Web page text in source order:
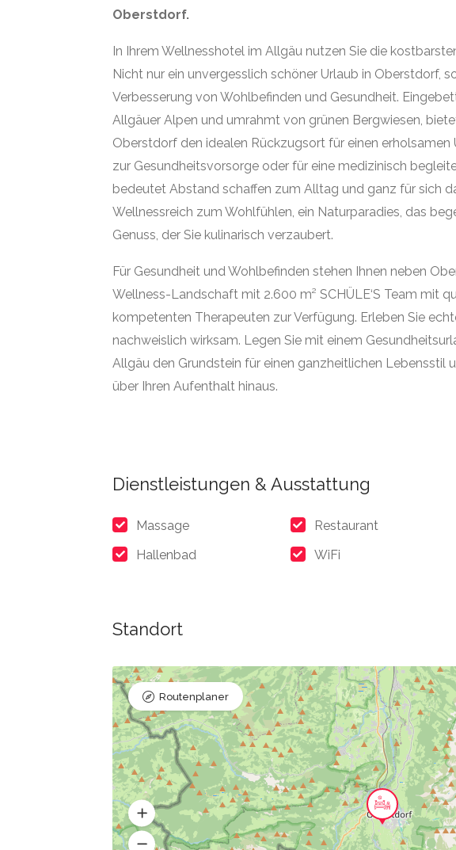
Oberstdorf.
In Ihrem Wellnesshotel im Allgäu nutzen Sie die
Nicht nur ein unvergesslich schöner Urlaub in Oberstdorf,
Verbesserung von Wohlbefinden und Gesundheit.
Allgäuer Alpen und umrahmt von grünen Bergwiesen,
Oberstdorf den idealen Rückzugsort für einen erholsamen
zur Gesundheitsvorsorge oder für eine medizinisch
bedeutet Abstand schaffen zum Alltag und ganz für sich
Wellnessreich zum Wohlfühlen, ein Naturparadies, das
Genuss, der Sie kulinarisch verzaubert.
Für Gesundheit und Wohlbefinden stehen Ihnen neben
Wellness-Landschaft mit 2.600 m² SCHÜLE‘S Team mit
kompetenten Therapeuten zur Verfügung. Erleben Sie
nachweislich wirksam. Legen Sie mit einem
Allgäu den Grundstein für einen ganzheitlichen Lebensstil
über Ihren Aufenthalt hinaus.
Dienstleistungen & Ausstattung
Massage Restaurant
Hallenbad
WiFi
Standort
Routenplaner